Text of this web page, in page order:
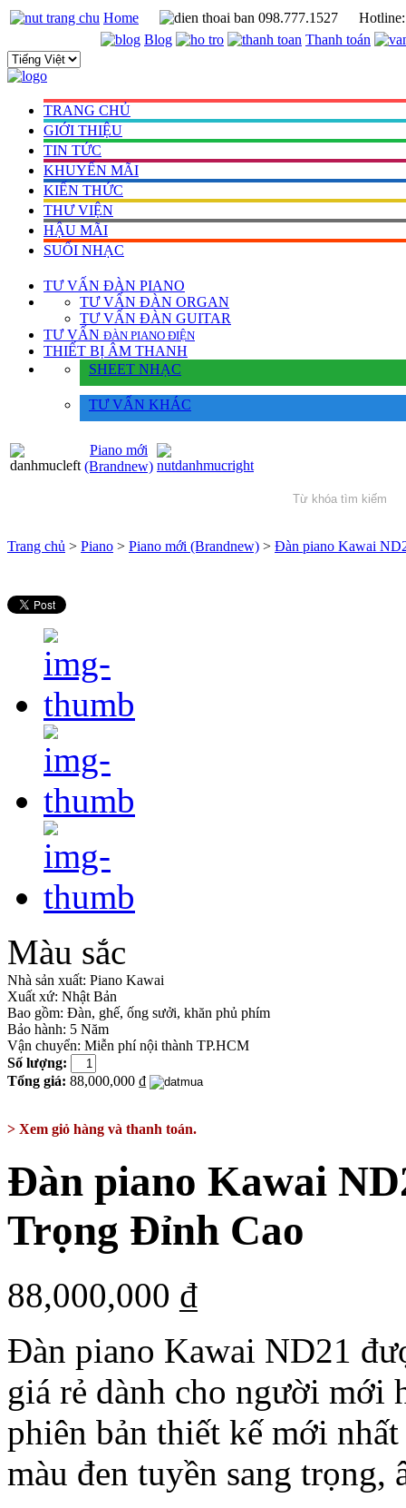
Home 098.777.1527
Blog
Thanh toán
TRANG CHỦ
GIỚI THIỆU
TIN TỨC
KHUYẾN MÃI
KIẾN THỨC
THƯ VIỆN
HẬU MÃI
SUỐI NHẠC
TƯ VẤN ĐÀN PIANO
TƯ VẤN ÐÀN ORGAN
TƯ VẤN ÐÀN GUITAR
TƯ VẤN ÐÀN PIANO ÐIỆN
THIẾT BỊ ÂM THANH
SHEET NHẠC
TƯ VẤN KHÁC
Piano mới
(Brandnew)
Trang chủ > Piano > Piano mới (Brandnew) > Đàn piano Kawai
Màu sắc
Nhà sản xuất: Piano Kawai
Xuất xứ: Nhật Bản
Bao gồm: Đàn, ghế, ống sưởi, khăn phủ phím
Bảo hành: 5 Năm
Vận chuyển: Miễn phí nội thành TP.HCM
Số lượng:
Tổng giá: 88,000,000 ₫
> Xem giỏ hàng và thanh toán.
Đàn piano Kawai
Trọng Đỉnh Cao
88,000,000 ₫
Đàn piano Kawai ND21
giá rẻ dành cho người mới
phiên bản thiết kế mới
màu đen tuyền sang trọng,